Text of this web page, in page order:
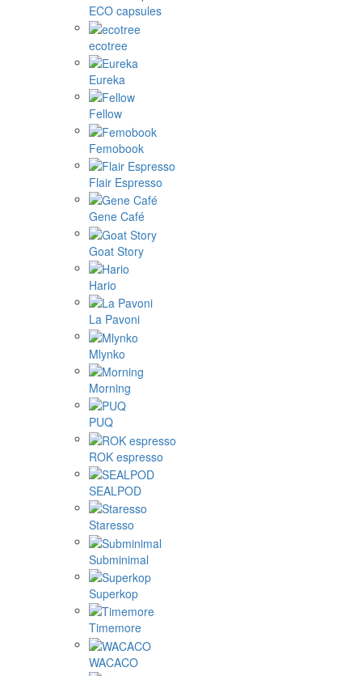
ECO capsules
ecotree
Eureka
Fellow
Femobook
Flair Espresso
Gene Café
Goat Story
Hario
La Pavoni
Mlynko
Morning
PUQ
ROK espresso
SEALPOD
Staresso
Subminimal
Superkop
Timemore
WACACO